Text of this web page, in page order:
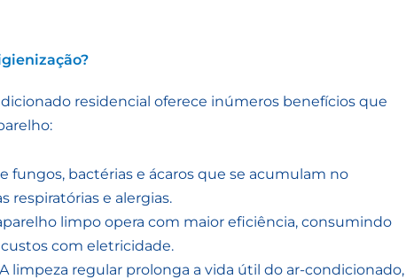
residencial oferece inúmeros benefícios que
fungos, bactérias e ácaros que se acumulam no
respiratórias e alergias.
limpo opera com maior eficiência, consumindo
com eletricidade.
A limpeza regular prolonga a vida útil do ar-condicionado,